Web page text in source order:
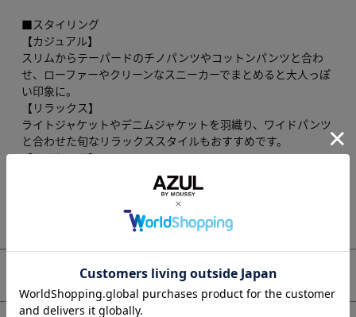
■スタイリング
【カジュアル】
スリムからテーパードのチノパンツやコットンパンツと合わ
せ、ローファーやクリーンなスニーカーでまとめると大人っぽ
い印象に。
【リラックス】
ライトジャケットやデニムジャケットを羽織り、ワイドパンツ
と合わせた旬なリラックススタイルもおすすめです。
【レイヤード】
シャツをインナーに合わせ、襟やカフスを覗かせることで柄を
ジャケットやシャツのインナー使いにも活躍します。
【カラーコーディネート】
ングがおすすめです。
■生地
もっと見る
アイテムサイズ